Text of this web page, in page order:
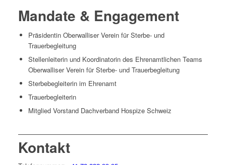
Mandate & Engagement
Präsidentin Oberwalliser Verein für Sterbe- und
Trauerbegleitung
Stellenleiterin und Koordinatorin des Ehrenamtlichen Teams
Oberwalliser Verein für Sterbe- und Trauerbegleitung
Sterbebegleiterin im Ehrenamt
Trauerbegleiterin
Mitglied Vorstand Dachverband Hospize Schweiz
Kontakt